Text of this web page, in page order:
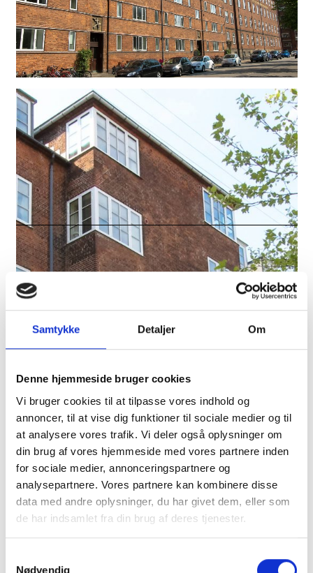
Samtykke Detaljer Om
Denne hjemmeside bruger cookies
Vi bruger cookies til at tilpasse vores indhold og
annoncer, til at vise dig funktioner til sociale medier og til
at analysere vores trafik. Vi deler også oplysninger om
din brug af vores hjemmeside med vores partnere inden
for sociale medier, annonceringspartnere og
analysepartnere. Vores partnere kan kombinere disse
data med andre oplysninger, du har givet dem, eller som
de har indsamlet fra din brug af deres tjenester.
Nødvendig